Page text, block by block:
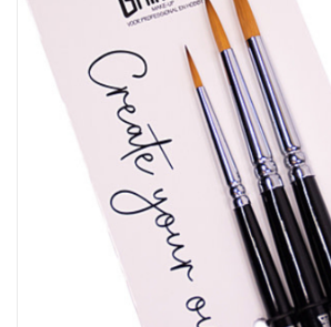
kinderkamer
eten & drinken